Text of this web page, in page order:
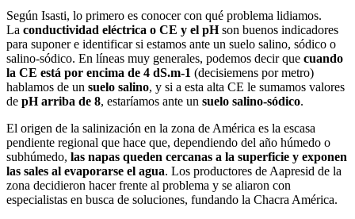
Según Isasti, lo primero es conocer con qué problema lidiamos.
La conductividad eléctrica o CE y el pHson buenos indicadores
para suponer e identificar si estamos ante un suelo salino, sódico o
salino-sódico. En líneas muy generales, podemos decir que cuando
la CE está por encima de 4 dS.m-1 (decisiemens por metro)
hablamos de un suelo salino, y si a esta alta CE le sumamos valores
de pH arriba de 8, estaríamos ante un suelo salino-sódico.
El origen de la salinización en la zona de América es la escasa
pendiente regional que hace que, dependiendo del año húmedo o
subhúmedo, las napas queden cercanas a la superficie y exponen
las sales al evaporarse el agua. Los productores de Aapresid de la
zona decidieron hacer frente al problema y se aliaron con
especialistas en busca de soluciones, fundando la Chacra América.